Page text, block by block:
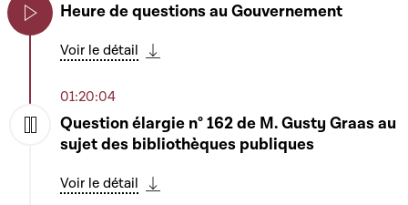
Heure de questions au Gouvernement
Voir le détail
01:20:04
Question élargie n° 162 de M. Gusty Graas au
sujet des bibliothèques publiques
Voir le détail